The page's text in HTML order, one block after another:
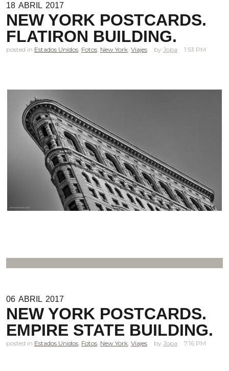
18 ABRIL 2017
NEW YORK POSTCARDS.
FLATIRON BUILDING.
posted in Estados Unidos Fotos New York Viajes Jopa 1.53 PM
06 ABRIL 2017
NEW YORK POSTCARDS.
EMPIRE STATE BUILDING.
posted in Estados Unidos Fotos New York Viajes Jopa 7.16 PM